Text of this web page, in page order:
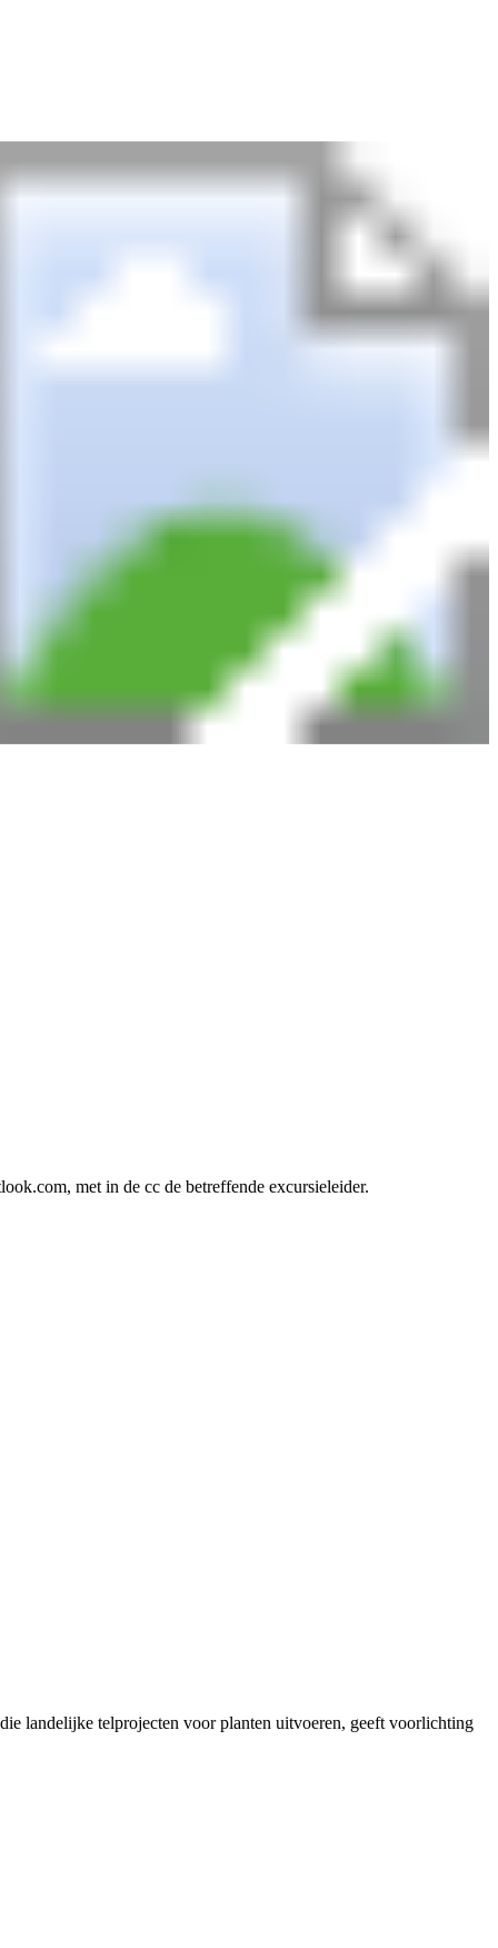
met in de cc de betreffende excursieleider.
landelijke telprojecten voor planten uitvoeren, geeft voorlichting